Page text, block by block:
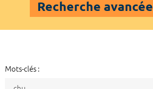
Recherche avancée
Mots-clés :